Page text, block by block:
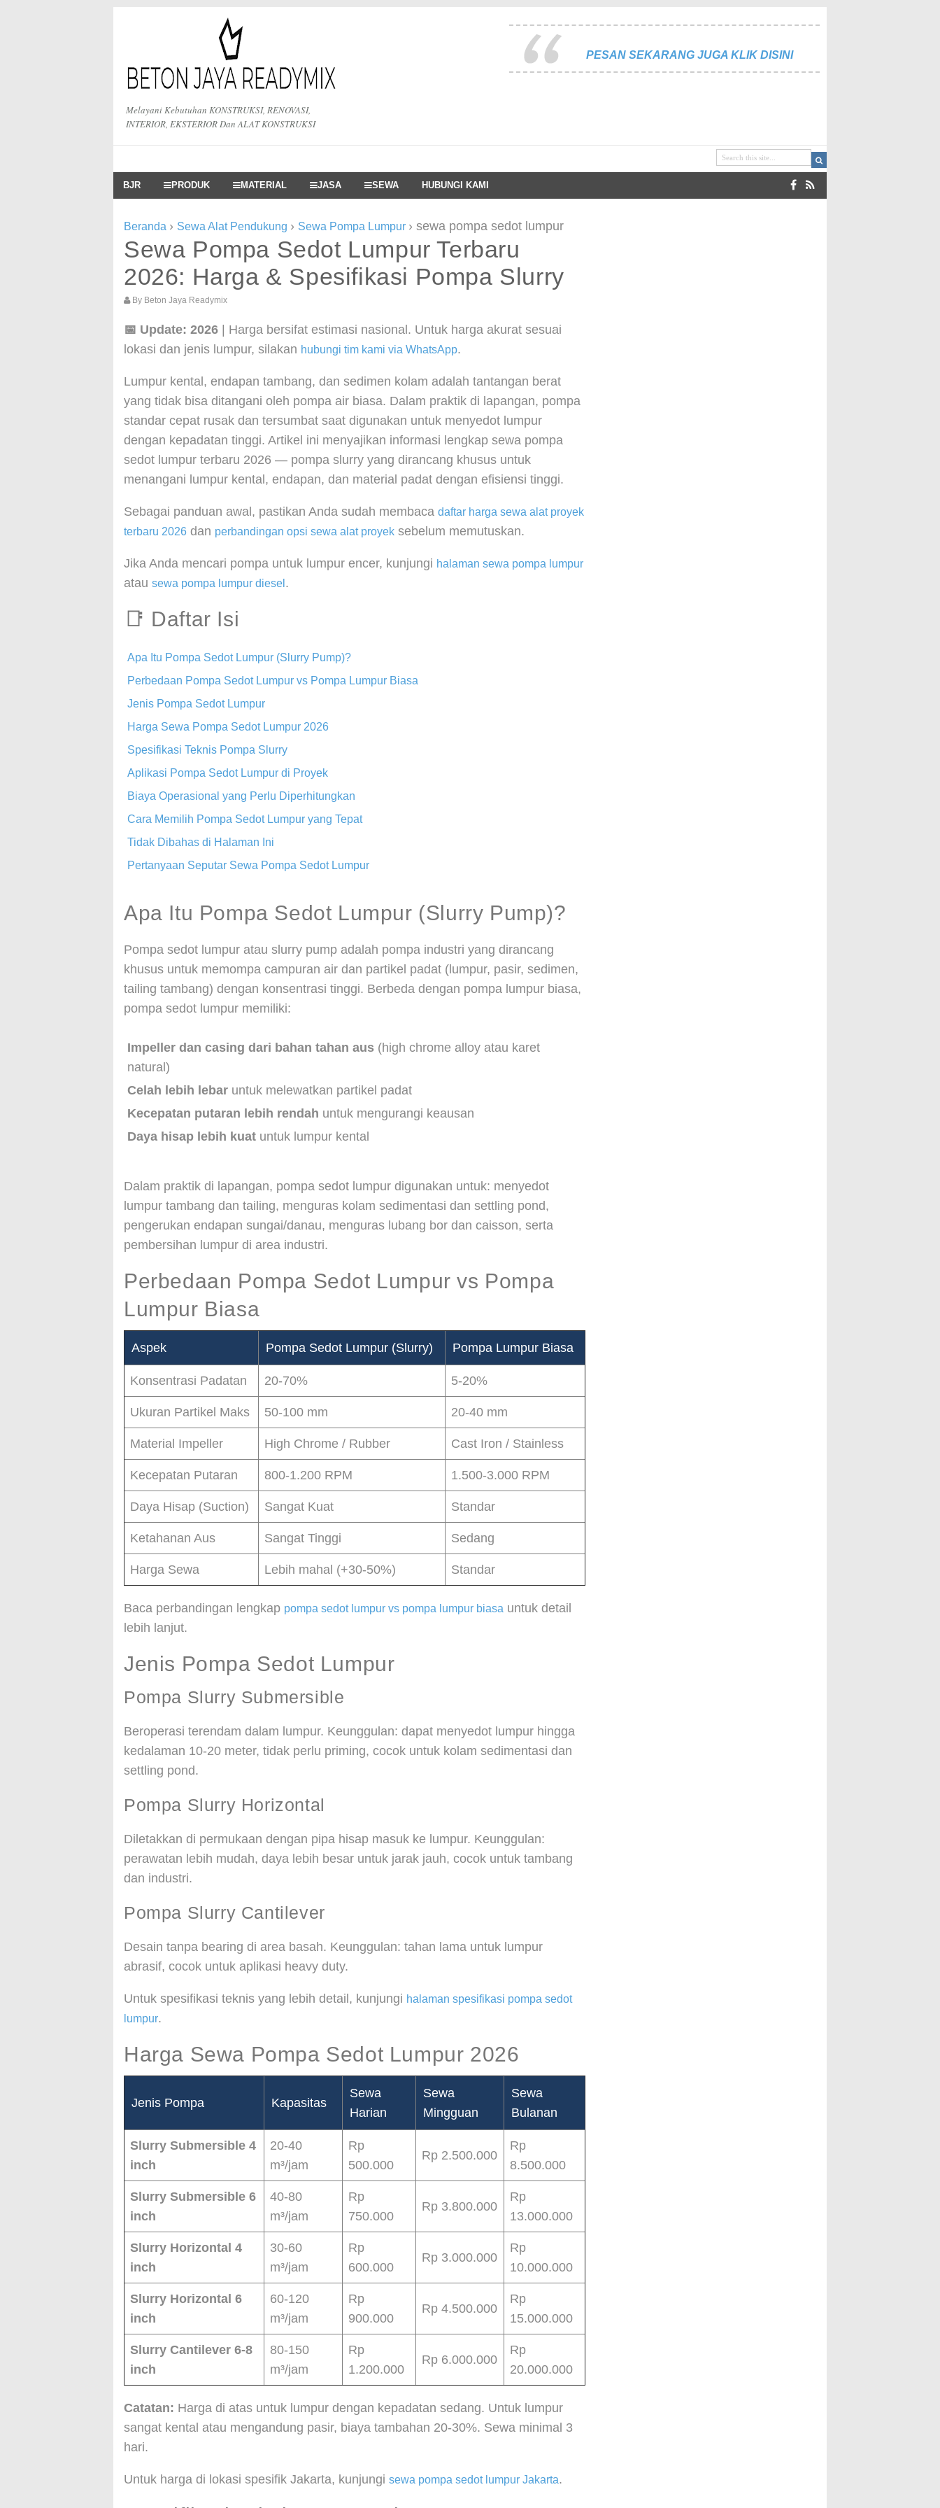
Melayani Kebutuhan KONSTRUKSI, RENOVASI,
INTERIOR, EKSTERIOR Dan ALAT KONSTRUKSI
PESAN SEKARANG JUGA KLIK DISINI
BJR PRODUK MATERIAL JASA SEWA HUBUNGI KAMI
Beranda › Sewa Alat Pendukung › Sewa Pompa Lumpur › sewa pompa sedot lumpur
Sewa Pompa Sedot Lumpur Terbaru
2026: Harga & Spesifikasi Pompa Slurry
By Beton Jaya Readymix
📅 Update: 2026 | Harga bersifat estimasi nasional. Untuk harga akurat sesuai
lokasi dan jenis lumpur, silakan hubungi tim kami via WhatsApp.
Lumpur kental, endapan tambang, dan sedimen kolam adalah tantangan berat
yang tidak bisa ditangani oleh pompa air biasa. Dalam praktik di lapangan, pompa
standar cepat rusak dan tersumbat saat digunakan untuk menyedot lumpur
dengan kepadatan tinggi. Artikel ini menyajikan informasi lengkap sewa pompa
sedot lumpur terbaru 2026 — pompa slurry yang dirancang khusus untuk
menangani lumpur kental, endapan, dan material padat dengan efisiensi tinggi.
Sebagai panduan awal, pastikan Anda sudah membaca daftar harga sewa alat proyek
terbaru 2026 dan perbandingan opsi sewa alat proyek sebelum memutuskan.
Jika Anda mencari pompa untuk lumpur encer, kunjungi halaman sewa pompa lumpur
atau sewa pompa lumpur diesel .
📑 Daftar Isi
Apa Itu Pompa Sedot Lumpur (Slurry Pump)?
Perbedaan Pompa Sedot Lumpur vs Pompa Lumpur Biasa
Jenis Pompa Sedot Lumpur
Harga Sewa Pompa Sedot Lumpur 2026
Spesifikasi Teknis Pompa Slurry
Aplikasi Pompa Sedot Lumpur di Proyek
Biaya Operasional yang Perlu Diperhitungkan
Cara Memilih Pompa Sedot Lumpur yang Tepat
Tidak Dibahas di Halaman Ini
Pertanyaan Seputar Sewa Pompa Sedot Lumpur
Apa Itu Pompa Sedot Lumpur (Slurry Pump)?
Pompa sedot lumpur atau slurry pump adalah pompa industri yang dirancang
khusus untuk memompa campuran air dan partikel padat (lumpur, pasir, sedimen,
tailing tambang) dengan konsentrasi tinggi. Berbeda dengan pompa lumpur biasa,
pompa sedot lumpur memiliki:
Impeller dan casing dari bahan tahan aus (high chrome alloy atau karet
natural)
Celah lebih lebar untuk melewatkan partikel padat
Kecepatan putaran lebih rendah untuk mengurangi keausan
Daya hisap lebih kuat untuk lumpur kental
Dalam praktik di lapangan, pompa sedot lumpur digunakan untuk: menyedot
lumpur tambang dan tailing, menguras kolam sedimentasi dan settling pond,
pengerukan endapan sungai/danau, menguras lubang bor dan caisson, serta
pembersihan lumpur di area industri.
Perbedaan Pompa Sedot Lumpur vs Pompa
Lumpur Biasa
Aspek Pompa Sedot Lumpur (Slurry) Pompa Lumpur Biasa
Konsentrasi Padatan 20-70% 5-20%
Ukuran Partikel Maks 50-100 mm 20-40 mm
Material Impeller High Chrome / Rubber Cast Iron / Stainless
Kecepatan Putaran 800-1.200 RPM 1.500-3.000 RPM
Daya Hisap (Suction) Sangat Kuat Standar
Ketahanan Aus Sangat Tinggi Sedang
Harga Sewa Lebih mahal (+30-50%) Standar
Baca perbandingan lengkap pompa sedot lumpur vs pompa lumpur biasa untuk detail
lebih lanjut.
Jenis Pompa Sedot Lumpur
Pompa Slurry Submersible
Beroperasi terendam dalam lumpur. Keunggulan: dapat menyedot lumpur hingga
kedalaman 10-20 meter, tidak perlu priming, cocok untuk kolam sedimentasi dan
settling pond.
Pompa Slurry Horizontal
Diletakkan di permukaan dengan pipa hisap masuk ke lumpur. Keunggulan:
perawatan lebih mudah, daya lebih besar untuk jarak jauh, cocok untuk tambang
dan industri.
Pompa Slurry Cantilever
Desain tanpa bearing di area basah. Keunggulan: tahan lama untuk lumpur
abrasif, cocok untuk aplikasi heavy duty.
Untuk spesifikasi teknis yang lebih detail, kunjungi halaman spesifikasi pompa sedot
lumpur.
Harga Sewa Pompa Sedot Lumpur 2026
Jenis Pompa Kapasitas
Sewa
Harian
Sewa
Mingguan
Sewa
Bulanan
Slurry Submersible 4
inch
20-40
m³/jam
Rp
500.000
Rp 2.500.000
Rp
8.500.000
Slurry Submersible 6
inch
40-80
m³/jam
Rp
750.000
Rp 3.800.000
Rp
13.000.000
Slurry Horizontal 4
inch
30-60
m³/jam
Rp
600.000
Rp 3.000.000
Rp
10.000.000
Slurry Horizontal 6
inch
60-120
m³/jam
Rp
900.000
Rp 4.500.000
Rp
15.000.000
Slurry Cantilever 6-8
inch
80-150
m³/jam
Rp
1.200.000
Rp 6.000.000
Rp
20.000.000
Catatan: Harga di atas untuk lumpur dengan kepadatan sedang. Untuk lumpur
sangat kental atau mengandung pasir, biaya tambahan 20-30%. Sewa minimal 3
hari.
Untuk harga di lokasi spesifik Jakarta, kunjungi sewa pompa sedot lumpur Jakarta.